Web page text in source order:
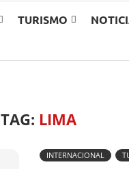
TURISMO
TAG: LIMA
INTERNACIONAL